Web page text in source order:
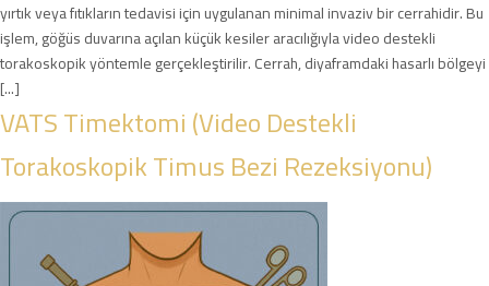
yırtık veya fıtıkların tedavisi için uygulanan minimal invaziv bir cerrahidir. Bu
işlem, göğüs duvarına açılan küçük kesiler aracılığıyla video destekli
torakoskopik yöntemle gerçekleştirilir. Cerrah, diyaframdaki hasarlı bölgeyi
[...]
VATS Timektomi (Video Destekli
Torakoskopik Timus Bezi Rezeksiyonu)